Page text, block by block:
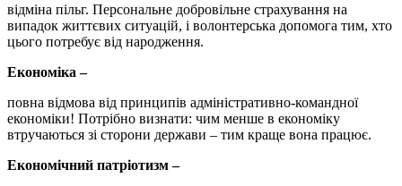
відміна пільг. Персональне добровільне страхування на
випадок життєвих ситуацій, і волонтерська допомога тим, хто
цього потребує від народження.
Економіка –
повна відмова від принципів адміністративно-командної
економіки! Потрібно визнати: чим менше в економіку
втручаються зі сторони держави – тим краще вона працює.
Економічний патріотизм –